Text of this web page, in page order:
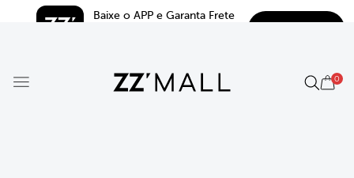
Baixe o APP e Garanta Frete
0